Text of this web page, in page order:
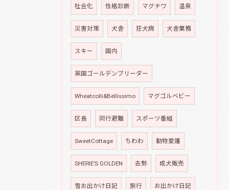
社会化 性格診断 マグチワ 温泉
災害対策 犬舎 狂犬病 犬舎業務
スキー 国内
英国ゴールデンブリーダー
Wheatcolli&Bellissimo マグゴルベビー
区長 同行避難 スポーツ番組
SweetCottage ちわわ 動物愛護
SHERIE’S GOLDEN 去勢 成犬販売
雪お出かけ日記 旅行 お出かけ日記